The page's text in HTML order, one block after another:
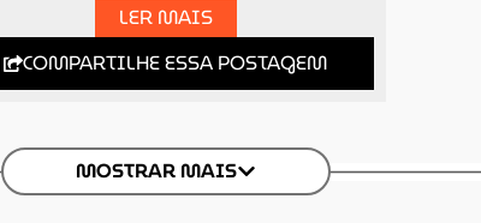
LER MAIS
COMPARTILHE ESSA POSTAGEM
MOSTRAR MAIS